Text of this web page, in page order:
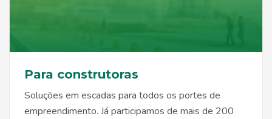
Para construtoras
Soluções em escadas para todos os portes de
empreendimento. Já participamos de mais de 200